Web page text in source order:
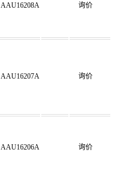
AAU16208A 询价
AAU16207A 询价
AAU16206A 询价